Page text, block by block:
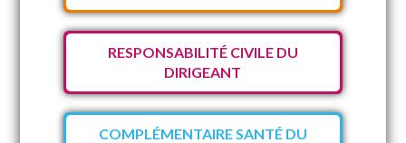
RESPONSABILITÉ CIVILE DU
DIRIGEANT
COMPLÉMENTAIRE SANTÉ DU